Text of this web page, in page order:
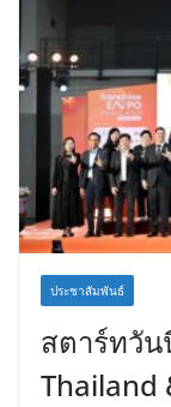
ประชาสัมพันธ์
สตาร์ทวัน
Thailand